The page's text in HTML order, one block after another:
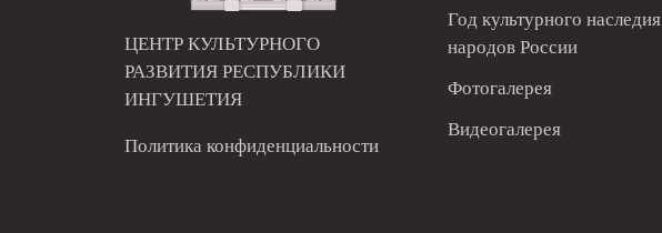
ЦЕНТР КУЛЬТУРНОГО
РАЗВИТИЯ РЕСПУБЛИКИ
ИНГУШЕТИЯ
Политика конфиденциальности
Год культурного наследия
народов России
Фотогалерея
Видеогалерея